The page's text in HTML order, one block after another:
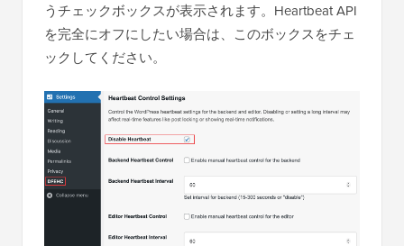
うチェックボックスが表示されます。Heartbeat API
を完全にオフにしたい場合は、このボックスをチェ
ックしてください。